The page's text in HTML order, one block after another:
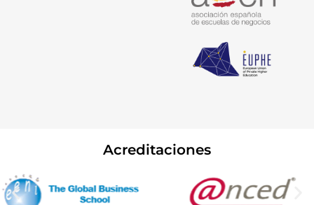
Acreditaciones